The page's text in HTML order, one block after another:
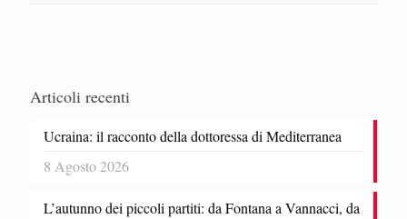
Articoli recenti
Ucraina: il racconto della dottoressa di Mediterranea
8 Agosto 2026
L’autunno dei piccoli partiti: da Fontana a Vannacci, da